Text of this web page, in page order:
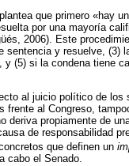
que primero «hay
por una mayoría
2006). Este
sentencia y resuelve, (3)
(5) si la condena tiene
al juicio político de
al Congreso,
deriva propiamente de
de responsabilidad
que definen un
cabo el Senado.